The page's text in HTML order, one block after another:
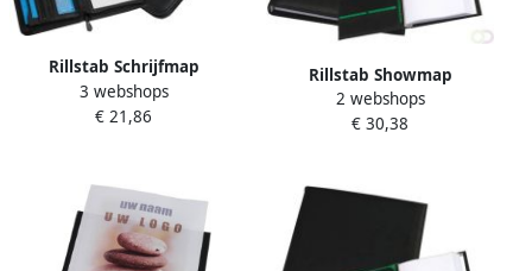
Rillstab Schrijfmap
Excellent de luxe A5
lederlook zwart
3 webshops
€ 21,86
Rillstab Showmap
Ambassadeur A4 3 kanaals
30-tassen zwart
2 webshops
€ 30,38